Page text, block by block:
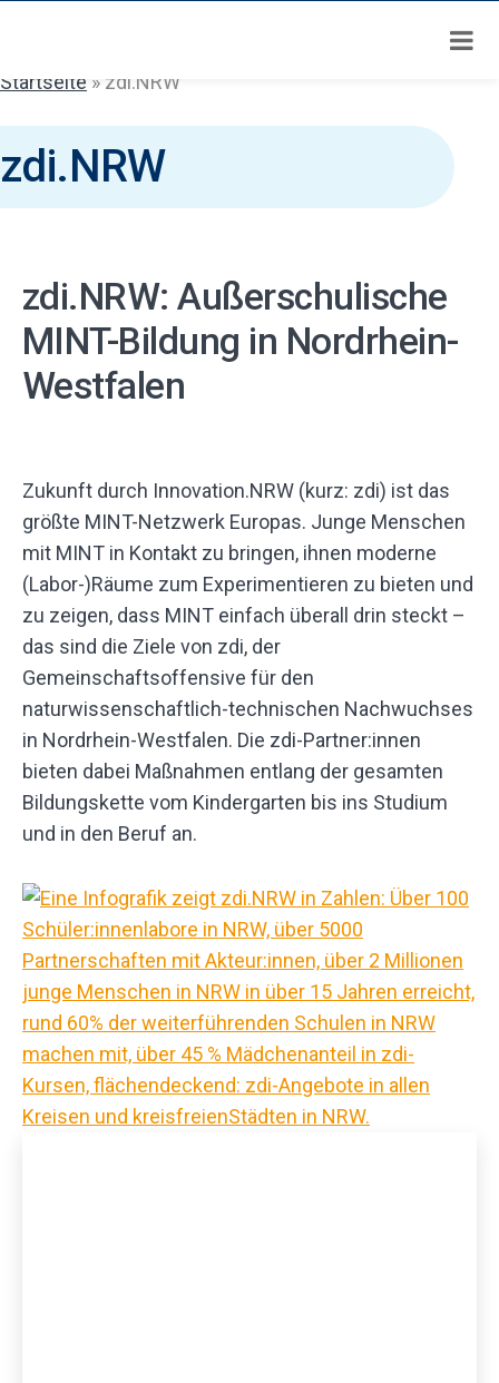
springen
Startseite » zdi.NRW
zdi.NRW
zdi.NRW: Außerschulische
MINT-Bildung in Nordrhein-
Westfalen
Zukunft durch Innovation.NRW (kurz: zdi) ist das
größte MINT-Netzwerk Europas. Junge Menschen
mit MINT in Kontakt zu bringen, ihnen moderne
(Labor-)Räume zum Experimentieren zu bieten und
zu zeigen, dass MINT einfach überall drin steckt –
das sind die Ziele von zdi, der
Gemeinschaftsoffensive für den
naturwissenschaftlich-technischen Nachwuchses
in Nordrhein-Westfalen. Die zdi-Partner:innen
bieten dabei Maßnahmen entlang der gesamten
Bildungskette vom Kindergarten bis ins Studium
und in den Beruf an.